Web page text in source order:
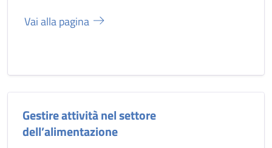
Vai alla pagina
Gestire attività nel settore
dell’alimentazione